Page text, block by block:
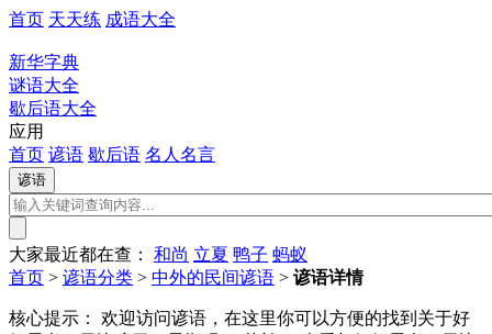
首页 天天练 成语大全
新华字典
谜语大全
歇后语大全
应用
首页 谚语 歇后语 名人名言
大家最近都在查： 和尚 立夏 鸭子 蚂蚁
首页 > 谚语分类 > 中外的民间谚语 > 谚语详情
核心提示：
欢迎访问谚语，在这里你可以方便的找到关于好